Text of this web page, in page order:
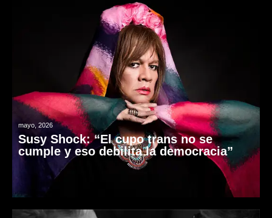
mayo, 2026
Susy Shock: “El cupo trans no se
cumple y eso debilita la democracia”